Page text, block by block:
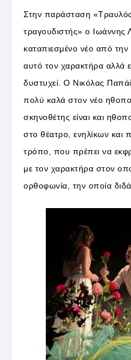
Στην παράσταση
τραγουδιστής» ο Ιωάννης
καταπιεσμένο νέο από
αυτό τον χαρακτήρα αλλά
δυστυχεί. Ο Νικόλας
πολύ καλά στον νέο
σκηνοθέτης είναι και
στο θέατρο, ενηλίκων και
τρόπο, που πρέπει να
με τον χαρακτήρα στον
ορθοφωνία, την οποία